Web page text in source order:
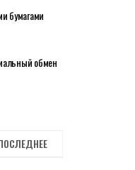
бумагами
обмен